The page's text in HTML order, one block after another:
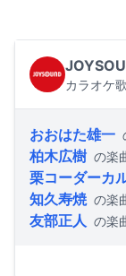
カラオケ
おおはた雄一
柏木広樹 の楽
栗コーダーカ
知久寿焼 の楽
友部正人 の楽